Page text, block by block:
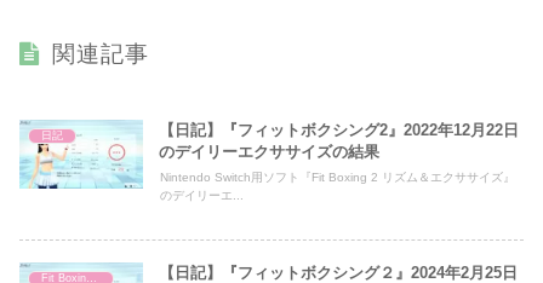
関連記事
日記
【日記】『フィットボクシング2』2022年12月22日
のデイリーエクササイズの結果
Nintendo Switch用ソフト『Fit Boxing 2 リズム＆エクササイズ』
のデイリーエ...
【日記】『フィットボクシング２』2024年2月25日